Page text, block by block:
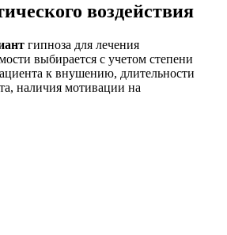
воздействия
гипноза для лечения
выбирается с учетом степени
к внушению, длительности
наличия мотивации на